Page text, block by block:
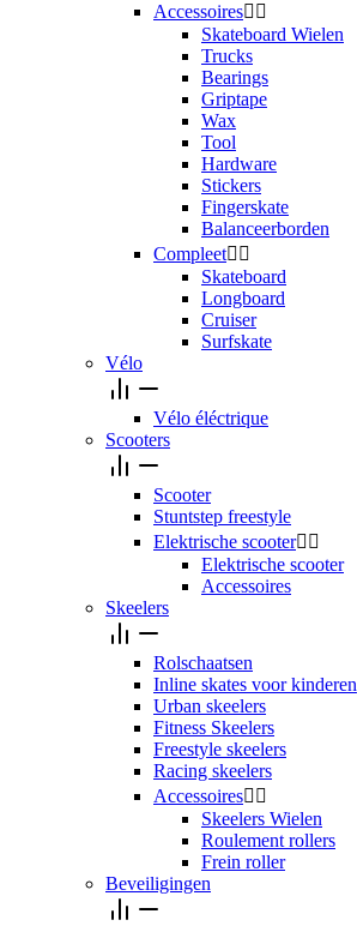
Accessoires 
Skateboard Wielen
Trucks
Bearings
Griptape
Wax
Tool
Hardware
Stickers
Fingerskate
Balanceerborden
Compleet 
Skateboard
Longboard
Cruiser
Surfskate
Vélo
Vélo éléctrique
Scooters
Scooter
Stuntstep freestyle
Elektrische scooter 
Elektrische scooter
Accessoires
Skeelers
Rolschaatsen
Inline skates voor kinderen
Urban skeelers
Fitness Skeelers
Freestyle skeelers
Racing skeelers
Accessoires 
Skeelers Wielen
Roulement rollers
Frein roller
Beveiligingen